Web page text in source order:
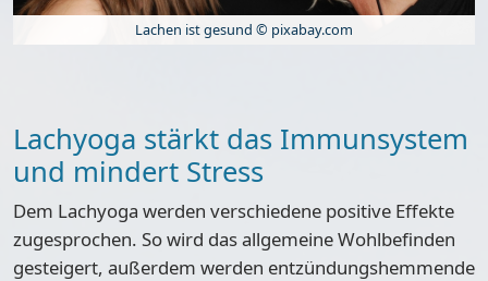
Lachen ist gesund © pixabay.com
Lachyoga stärkt das Immunsystem
und mindert Stress
Dem Lachyoga werden verschiedene positive Effekte
zugesprochen. So wird das allgemeine Wohlbefinden
gesteigert, außerdem werden entzündungshemmende